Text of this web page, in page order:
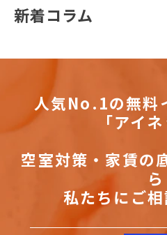
新着コラム
人気No.1の無料
「アイネ
空室対策・家賃の
ら
私たちにご